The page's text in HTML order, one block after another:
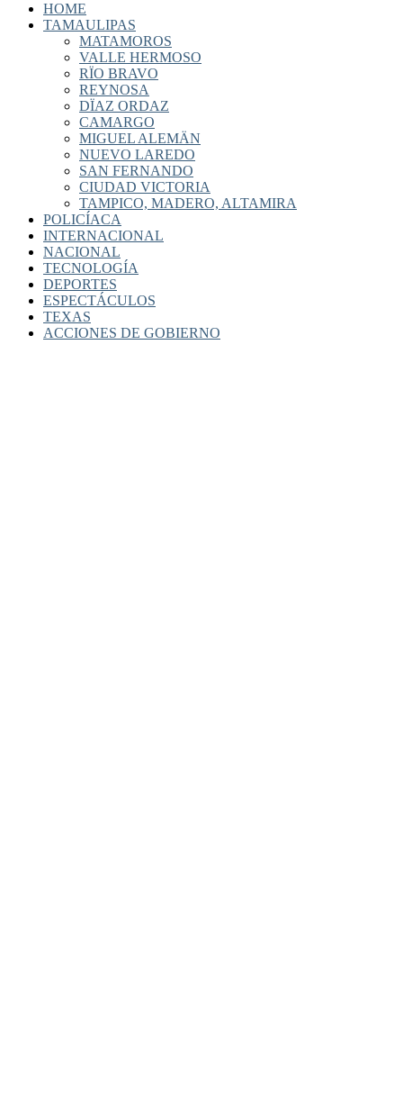
HOME
TAMAULIPAS
MATAMOROS
VALLE HERMOSO
RÏO BRAVO
REYNOSA
DÏAZ ORDAZ
CAMARGO
MIGUEL ALEMÄN
NUEVO LAREDO
SAN FERNANDO
CIUDAD VICTORIA
TAMPICO, MADERO, ALTAMIRA
POLICÍACA
INTERNACIONAL
NACIONAL
TECNOLOGÍA
DEPORTES
ESPECTÁCULOS
TEXAS
ACCIONES DE GOBIERNO